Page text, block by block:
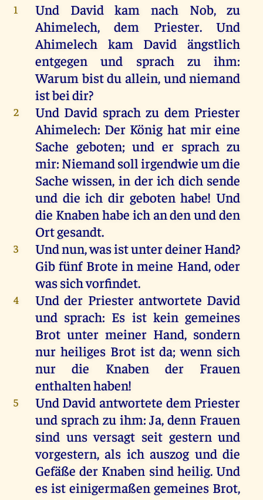
1 Und David kam nach Nob,zu
Ahimelech,dem Priester.Und
Ahimelech
kam David
ängstlich
entgegen
und sprach zu ihm:
Warum bistdu allein, undniemand
istbeidir?
2 Und David sprach zu dem Priester
Ahimelech: Der König hat mir eine
Sache geboten;und er sprach zu
mir: Niemandsollirgendwieumdie
Sache wissen, in der ich dich sende
und die ich dir geboten habe!Und
die Knabenhabe ichandenundden
Ortgesandt.
3 Undnun,wasistunterdeinerHand?
Gib fünf Brote in meine Hand,oder
wassichvorfindet.
4 Und der Priester antwortete David
und sprach: Es ist kein gemeines
Brot unter meiner Hand, sondern
nur heiliges Brot ist da;wenn sich
nur
die Knaben der
Frauen
enthaltenhaben!
5 Und David antwortete dem Priester
und sprach zu ihm:Ja,denn Frauen
sind uns versagt seit gestern und
vorgestern,als ich auszog und die
Gefäße der Knaben sind heilig.Und
es isteinigermaßengemeines Brot,